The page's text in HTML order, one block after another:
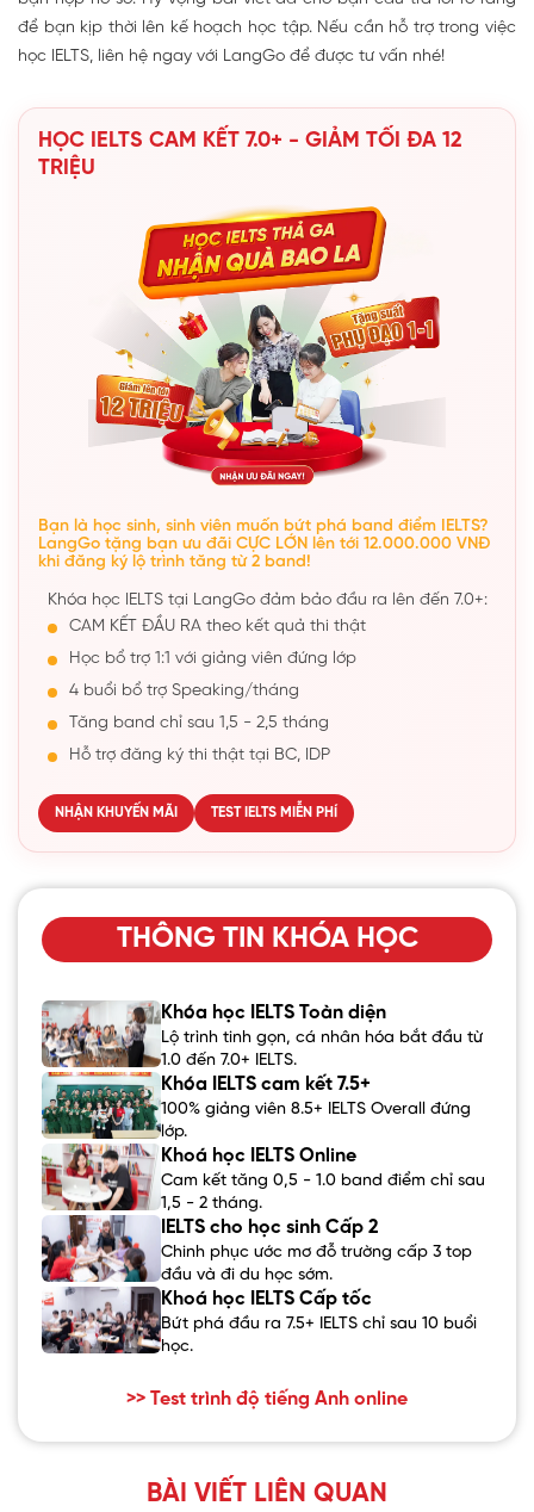
để bạn kịp thời lên kế hoạch học tập. Nếu cần hỗ trợ trong việc
học IELTS, liên hệ ngay với LangGo để được tư vấn nhé!
HỌC IELTS CAM KẾT 7.0+ - GIẢM TỐI ĐA 12
TRIỆU
Bạn là học sinh, sinh viên muốn bứt phá band điểm IELTS?
LangGo tặng bạn ưu đãi CỰC LỚN lên tới 12.000.000 VNĐ
khi đăng ký lộ trình tăng từ 2 band!
Khóa học IELTS tại LangGo đảm bảo đầu ra lên đến 7.0+:
CAM KẾT ĐẦU RA theo kết quả thi thật
Học bổ trợ 1:1 với giảng viên đứng lớp
4 buổi bổ trợ Speaking/tháng
Tăng band chỉ sau 1,5 - 2,5 tháng
Hỗ trợ đăng ký thi thật tại BC, IDP
NHẬN KHUYẾN MÃI TEST IELTS MIỄN PHÍ
THÔNG TIN KHÓA HỌC
Khóa học IELTS Toàn diện
Lộ trình tinh gọn, cá nhân hóa bắt đầu từ
1.0 đến 7.0+ IELTS.
Khóa IELTS cam kết 7.5+
100% giảng viên 8.5+ IELTS Overall đứng
lớp.
Khoá học IELTS Online
Cam kết tăng 0,5 - 1.0 band điểm chỉ sau
1,5 - 2 tháng.
IELTS cho học sinh Cấp 2
Chinh phục ước mơ đỗ trường cấp 3 top
đầu và đi du học sớm.
Khoá học IELTS Cấp tốc
Bứt phá đầu ra 7.5+ IELTS chỉ sau 10 buổi
học.
>> Test trình độ tiếng Anh online
BÀI VIẾT LIÊN QUAN